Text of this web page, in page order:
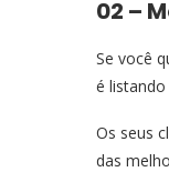
02 –
Se você
é
Os seus
das